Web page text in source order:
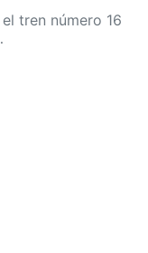
tren número 16